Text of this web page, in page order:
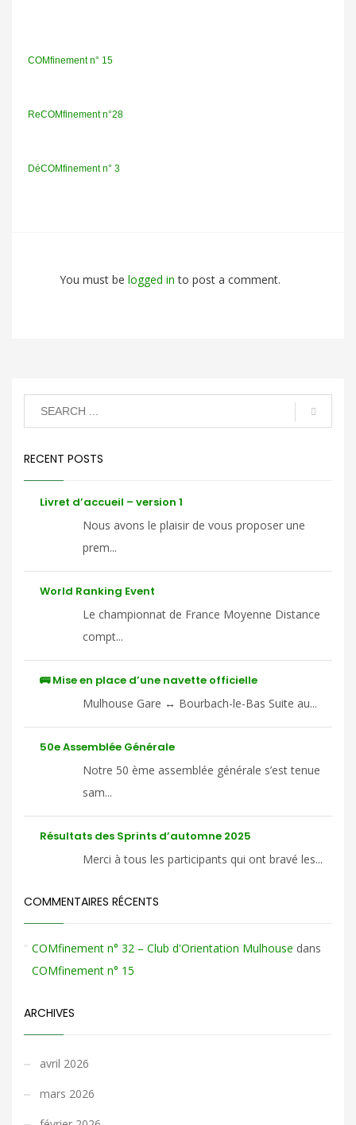
COMfinement n° 15
ReCOMfinement n°28
DéCOMfinement n° 3
You must be logged into post a comment.
RECENT POSTS
Livret d’accueil – version 1
Nous avons le plaisir de vous proposer une
prem...
World Ranking Event
Le championnat de France Moyenne Distance
compt...
🚌 Mise en place d’une navette officielle
Mulhouse Gare ↔ Bourbach-le-Bas Suite au...
50e Assemblée Générale
Notre 50 ème assemblée générale s’est tenue
sam...
Résultats des Sprints d’automne 2025
Merci à tous les participants qui ont bravé les...
COMMENTAIRES RÉCENTS
COMfinement n° 32 – Club d'Orientation Mulhouse dans
COMfinement n° 15
ARCHIVES
avril 2026
mars 2026